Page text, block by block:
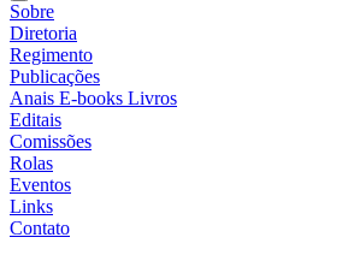
Sobre
Diretoria
Regimento
Publicações
Anais E-books Livros
Editais
Comissões
Rolas
Eventos
Links
Contato